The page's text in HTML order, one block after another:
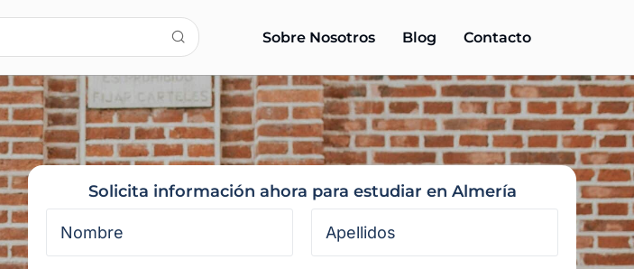
Sobre Nosotros Blog Contacto
Solicita información ahora para estudiar en Almería